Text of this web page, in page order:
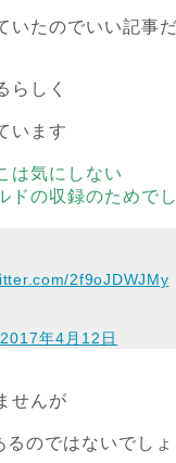
たのでいい記事
らしく
います
は気にしない
の収録のためで
2f9oJDWJMy
2017年4月12日
せんが
のではないでしょ